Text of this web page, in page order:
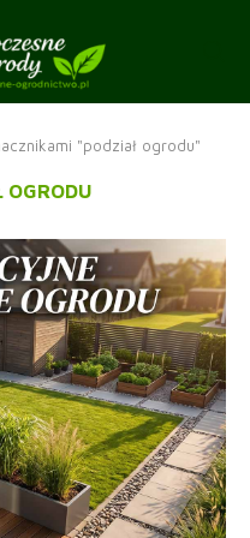
"podział ogrodu"
OGRODU